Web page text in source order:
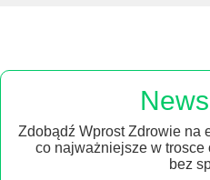
Zdobądź Wprost Zdrowie na
co najważniejsze w
bez